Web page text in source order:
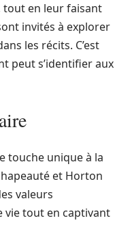
tout en leur faisant
invités à explorer
les récits. C’est
peut s’identifier aux
touche unique à la
et Horton
valeurs
vie tout en captivant